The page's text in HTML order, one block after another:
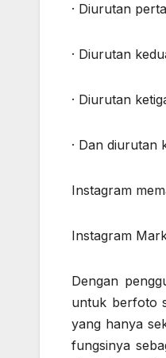
· Diurutan
· Diurutan
· Diurutan
· Dan diurutan
Instagram
Instagram
Dengan
untuk berfoto
yang hanya
fungsinya